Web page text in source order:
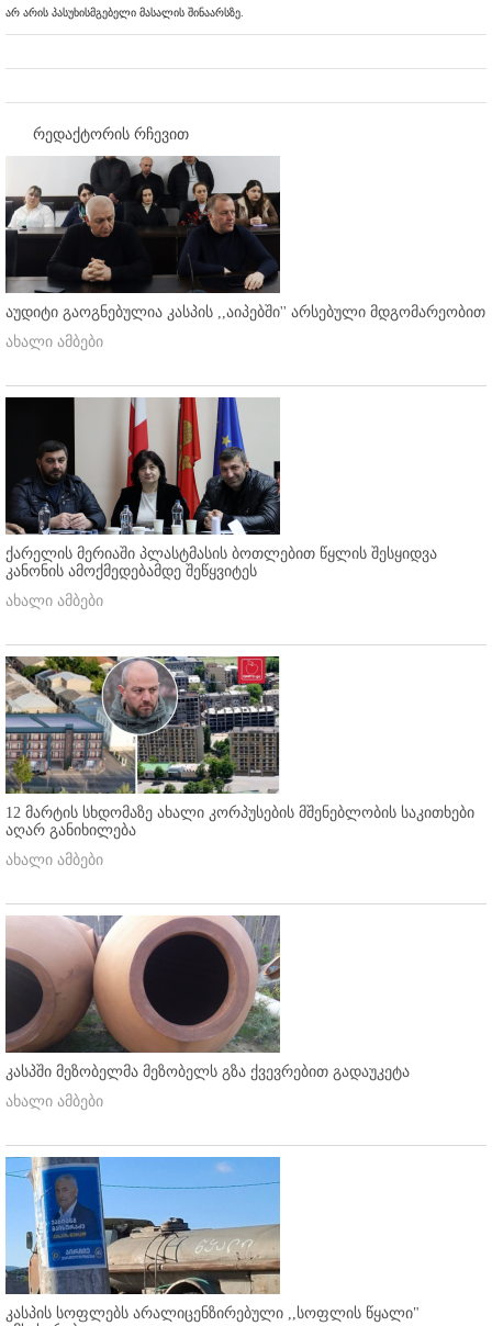
არ არის პასუხისმგებელი მასალის შინაარსზე.
რედაქტორის რჩევით
აუდიტი გაოგნებულია კასპის ,,აიპებში'' არსებული მდგომარეობით
ახალი ამბები
ქარელის მერიაში პლასტმასის ბოთლებით წყლის შესყიდვა
კანონის ამოქმედებამდე შეწყვიტეს
ახალი ამბები
12 მარტის სხდომაზე ახალი კორპუსების მშენებლობის საკითხები
აღარ განიხილება
ახალი ამბები
კასპში მეზობელმა მეზობელს გზა ქვევრებით გადაუკეტა
ახალი ამბები
კასპის სოფლებს არალიცენზირებული ,,სოფლის წყალი"